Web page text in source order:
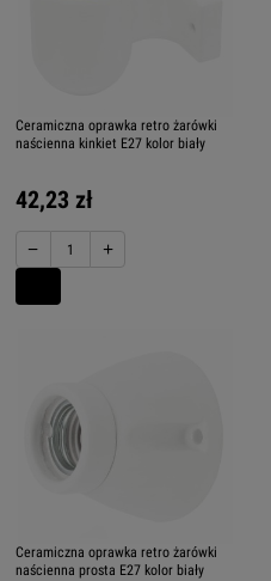
Ceramiczna oprawka retro żarówki
naścienna kinkiet E27 kolor biały
42,23 zł
− +
Ceramiczna oprawka retro żarówki
naścienna prosta E27 kolor biały